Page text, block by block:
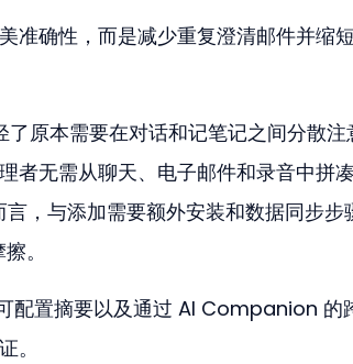
准确性，而是减少重复澄清邮件并缩
本需要在对话和记笔记之间分散注
者无需从聊天、电子邮件和录音中拼
，与添加需要额外安装和数据同步步
。
配置摘要以及通过 AI Companion 的
。